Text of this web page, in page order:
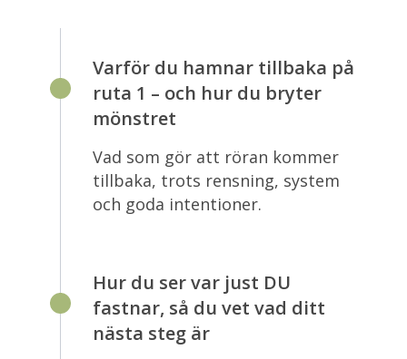
Varför du hamnar tillbaka på
ruta 1 – och hur du bryter
mönstret
Vad som gör att röran kommer
tillbaka, trots rensning, system
och goda intentioner.
Hur du ser var just DU
fastnar, så du vet vad ditt
nästa steg är